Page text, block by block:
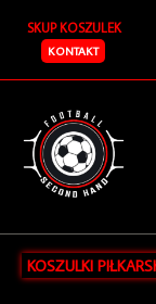
treści
SKUP KOSZULEK
KONTAKT
KOSZULKI